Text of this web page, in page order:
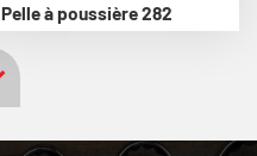
Pelle à poussière 282